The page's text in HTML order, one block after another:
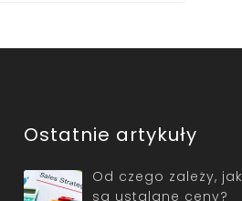
Ostatnie artykuły
Od czego zależy, jak
są ustalane ceny?